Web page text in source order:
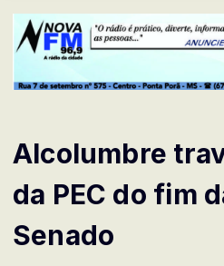
Alcolumbre
da PEC do fim
Senado